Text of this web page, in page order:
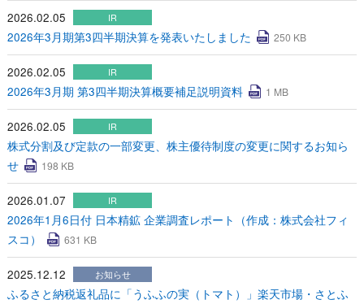
2026.02.05 IR
2026年3月期第3四半期決算を発表いたしました 250 KB
2026.02.05 IR
2026年3月期 第3四半期決算概要補足説明資料 1 MB
2026.02.05 IR
株式分割及び定款の一部変更、株主優待制度の変更に関するお知ら
せ
198 KB
2026.01.07 IR
2026年1月6日付 日本精鉱 企業調査レポート（作成：株式会社フィ
スコ）
631 KB
2025.12.12 お知らせ
ふるさと納税返礼品に「うふふの実（トマト）」楽天市場・さとふ